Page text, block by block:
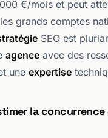
€/mois et peut
grands comptes
SEO est
agence avec des
une expertise
la concurrence